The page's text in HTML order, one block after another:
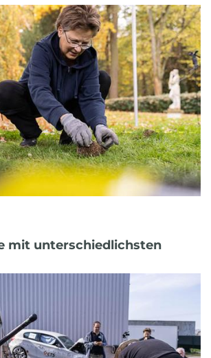
mit unterschiedlichsten